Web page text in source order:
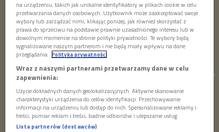
W Międzynarodowym Dniu Teatru 2018 zajrzeliśmy z
kamerą do Teatru Polskiego Radia. Festiwal Dwa
Teatry to dobra okazja, by przypomnieć ten
niezwykły spacer.
na urządzeniu, takich jak unikalne identyfikatory w plikach cookie w celu
przetwarzania danych osobowych. Użytkownik może zaakceptować swoje
wybory lub zarządzać nimi, klikając poniżej, jak również skorzystać z
prawa do sprzeciwu na podstawie prawnie uzasadnionego interesu lub w
dowolnym momencie na stronie polityki prywatności. Te wybory będą
sygnalizowane naszym partnerom i nie będą miały wpływu na dane
przeglądania. Polityka prywatności
Wraz z naszymi partnerami przetwarzamy dane w celu
zapewnienia:
Użycie dokładnych danych geolokalizacyjnych. Aktywne skanowanie
charakterystyki urządzenia do celów identyfikacji. Przechowywanie
informacji na urządzeniu lub dostęp do nich. Spersonalizowane reklamy i
treści, pomiar reklam i treści, badnie odbiorców i ulepszanie usług.
Lista partnerów (dostawców)